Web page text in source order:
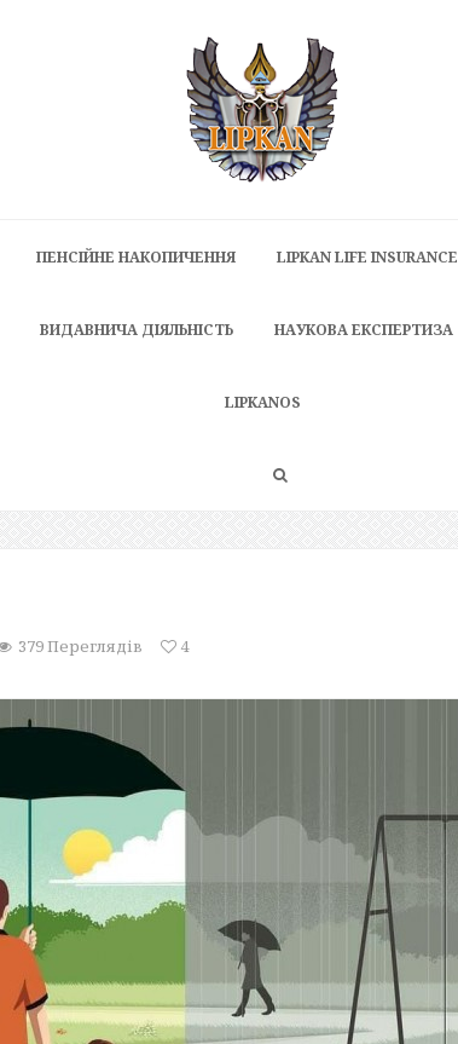
ПЕНСІЙНЕ НАКОПИЧЕННЯ LIPKAN LIFE INSURANCE
ВИДАВНИЧА ДІЯЛЬНІСТЬ НАУКОВА ЕКСПЕРТИЗА
LIPKANOS
379 Переглядів 4